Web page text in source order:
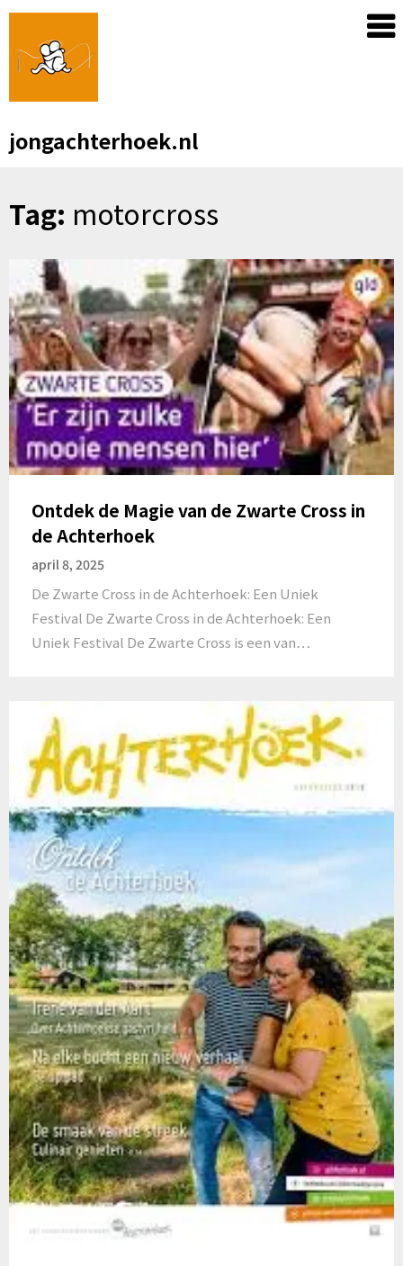
Skip
content
jongachterhoek.nl
Tag: motorcross
Ontdek de Magie van de Zwarte Cross in
de Achterhoek
april 8, 2025
De Zwarte Cross in de Achterhoek: Een Uniek
Festival De Zwarte Cross in de Achterhoek: Een
Uniek Festival De Zwarte Cross is een van…